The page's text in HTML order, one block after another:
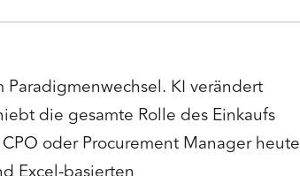
KI verändert
die gesamte Rolle des Einkaufs
oder Procurement Manager heute